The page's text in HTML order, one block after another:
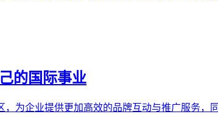
的国际事业
为企业提供更加高效的品牌互动与推广服务，